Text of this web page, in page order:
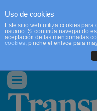
Conmutar
navegación
Uso de cookies
Este sitio web utiliza cookies
usuario. Si continúa navegando
aceptación de las mencionadas
cookies, pinche el enlace para